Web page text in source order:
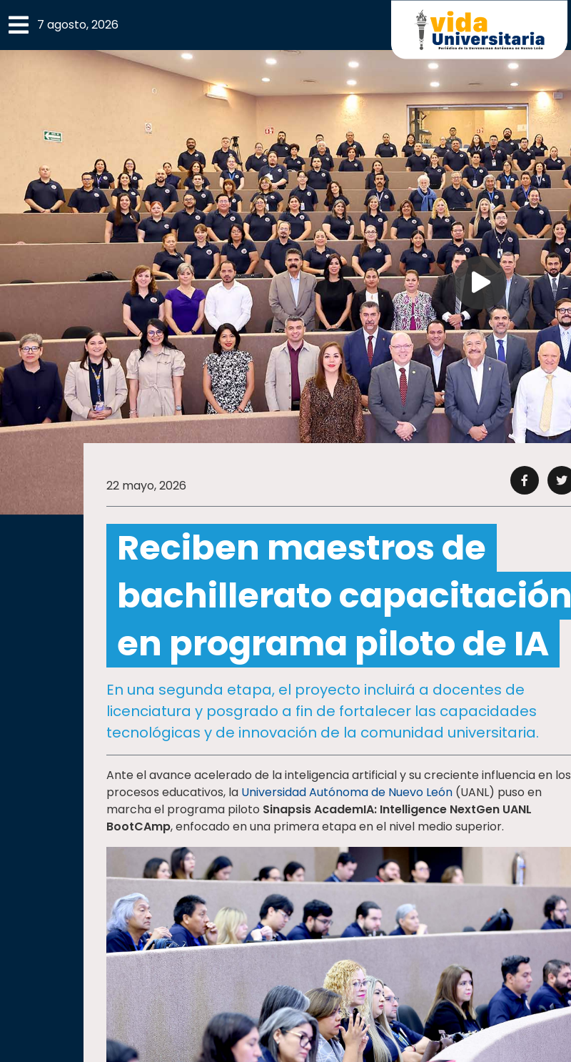
×
SECCIONES
CAMPUSUANL
COMUNIDADUANL
SALUD
SUSTENTABILIDAD
TEMAS
Oferta
educativa
Internacionalización
7 agosto, 2026
22 mayo, 2026
Reciben maestros de
bachillerato capacitación
en programa piloto de IA
En una segunda etapa, el proyecto incluirá a docentes de
licenciatura y posgrado a fin de fortalecer las capacidades
tecnológicas y de innovación de la comunidad universitaria.
Ante el avance acelerado de la inteligencia artificial y su creciente influencia en los
procesos educativos, la Universidad Autónoma de Nuevo León (UANL) puso en
marcha el programa piloto Sinapsis AcademIA: Intelligence NextGen UANL
BootCAmp, enfocado en una primera etapa en el nivel medio superior.